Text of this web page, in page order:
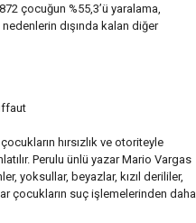
çocuğun %55,3’ü yaralama,
nedenlerin dışında kalan diğer
hırsızlık ve otoriteyle
Perulu ünlü yazar Mario Vargas
yoksullar, beyazlar, kızıl derililer,
çocukların suç işlemelerinden daha